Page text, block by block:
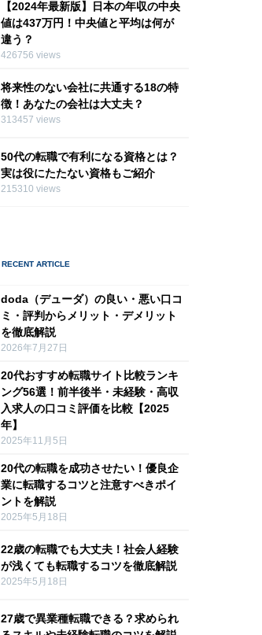
【2024年最新版】日本の年収の中央
値は437万円！中央値と平均は何が
違う？
426756 views
将来性のない会社に共通する18の特
徴！あなたの会社は大丈夫？
313457 views
50代の転職で有利になる資格とは？
実は役にたたない資格もご紹介
215310 views
doda（デューダ）の良い・悪い口コ
ミ・評判からメリット・デメリット
を徹底解説
2026年7月27日
20代おすすめ転職サイト比較ランキ
ング56選！前半後半・未経験・高収
入求人の口コミ評価を比較【2025
年】
2025年11月5日
20代の転職を成功させたい！優良企
業に転職するコツと注意すべきポイ
ントを解説
2025年5月18日
22歳の転職でも大丈夫！社会人経験
が浅くても転職するコツを徹底解説
2025年5月18日
27歳で異業種転職できる？求められ